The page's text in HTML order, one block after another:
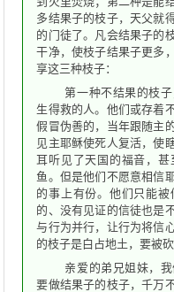
多结果子的枝子，天父就
的门徒了。凡会结果子的
干净，使枝子结果子更多
享这三种枝子：
第一种不结果的枝
生得救的人。他们或存着
假冒伪善的，当年跟随主
见主耶稣使死人复活，使
耳听见了天国的福音，
鱼。但是他们不愿意相信
的事上有份。他们只能
的、没有见证的信徒也是
与行为并行，让行为将信
的枝子是白占地土，要被
亲爱的弟兄姐妹，
要做结果子的枝子，千万